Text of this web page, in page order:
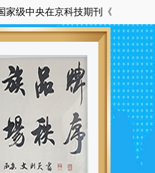
在京科技期刊《中国品牌与防